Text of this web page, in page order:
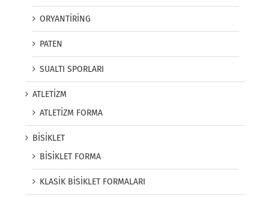
ORYANTİRİNG
PATEN
SUALTI SPORLARI
ATLETİZM
ATLETİZM FORMA
BİSİKLET
BİSİKLET FORMA
KLASİK BİSİKLET FORMALARI